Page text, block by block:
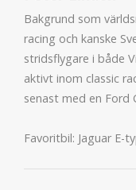
Bakgrund som
racing och kanske
stridsflygare i både
aktivt inom classic
senast med en Ford
Favoritbil: Jaguar E-